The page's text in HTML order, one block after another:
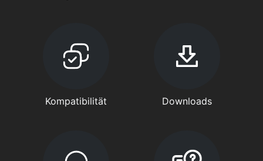
Kompatibilität Downloads